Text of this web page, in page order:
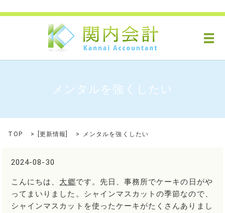
メ
メンタルを強くしたい
TOP 更新情報 メンタルを強くしたい
2024-08-30
こんにちは、 大郷です。先日、事務所でケーキの日がや
ってまいりました。シャインマスカットの季節なので、
シャインマスカットを使ったケーキがたくさんありまし